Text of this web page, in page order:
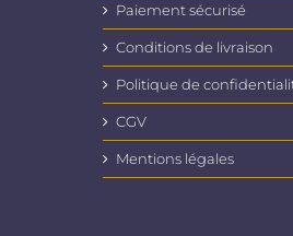
Paiement sécurisé
Conditions de livraison
Politique de
CGV
Mentions légales